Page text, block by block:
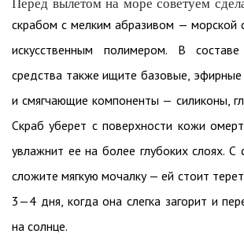
Перед вылетом на море советуем
скрабом с мелким абразивом — морской
искусственным полимером. В составе
средства также ищите базовые,
и смягчающие компоненты — силиконы,
Скраб уберет с поверхности кожи
увлажнит ее на более глубоких слоях.
сложите мягкую мочалку — ей стоит
3—4 дня, когда она слегка загорит и
на солнце.